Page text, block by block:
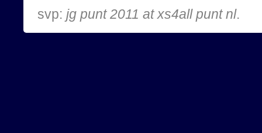
svp: jg punt 2011 at xs4all punt nl.